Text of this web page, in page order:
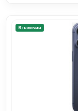
В наличии